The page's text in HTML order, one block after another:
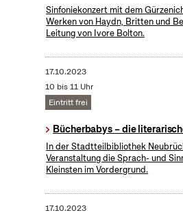
Sinfoniekonzert mit dem
Werken von Haydn, Britten und
Leitung von Ivore Bolton.
17.10.2023
10 bis 11 Uhr
Eintritt frei
Bücherbabys – die
In der Stadtteilbibliothek
Veranstaltung die Sprach- und
Kleinsten im Vordergrund.
17.10.2023